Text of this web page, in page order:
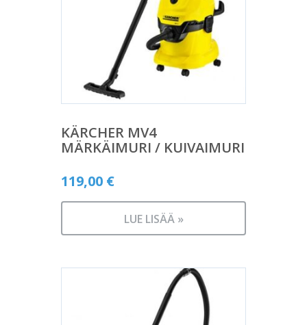
KÄRCHER MV4
MÄRKÄIMURI / KUIVAIMURI
119,00 €
LUE LISÄÄ »